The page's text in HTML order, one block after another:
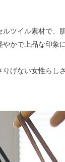
ツイル素材で、
かで上品な印象
げない女性らし